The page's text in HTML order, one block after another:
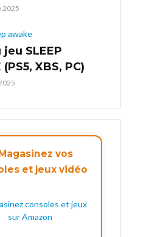
2025
SLEEP
XBS, PC)
vos
et jeux vidéo